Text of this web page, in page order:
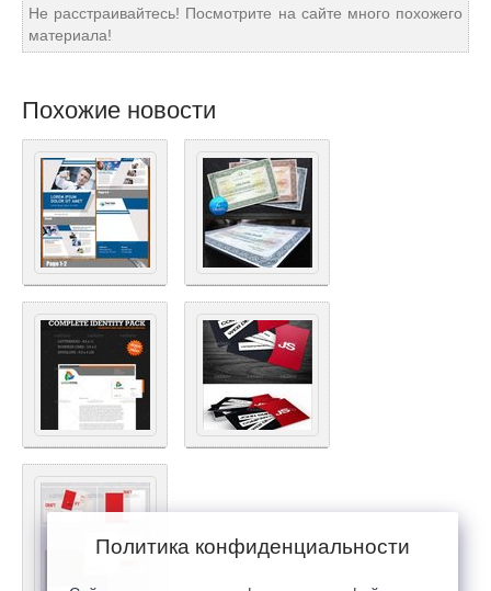
Не расстраивайтесь! Посмотрите на сайте много похожего
материала!
Похожие новости
Политика конфиденциальности